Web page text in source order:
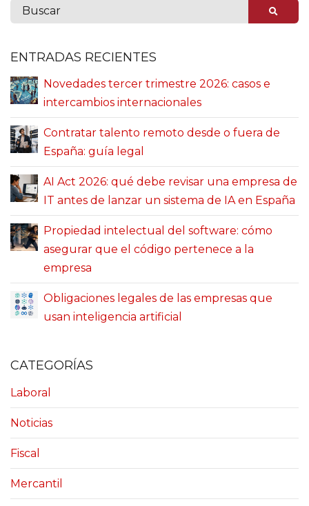
ENTRADAS RECIENTES
Novedades tercer trimestre 2026: casos e
intercambios internacionales
Contratar talento remoto desde o fuera de
España: guía legal
AI Act 2026: qué debe revisar una empresa de
IT antes de lanzar un sistema de IA en España
Propiedad intelectual del software: cómo
asegurar que el código pertenece a la
empresa
Obligaciones legales de las empresas que
usan inteligencia artificial
CATEGORÍAS
Laboral
Noticias
Fiscal
Mercantil